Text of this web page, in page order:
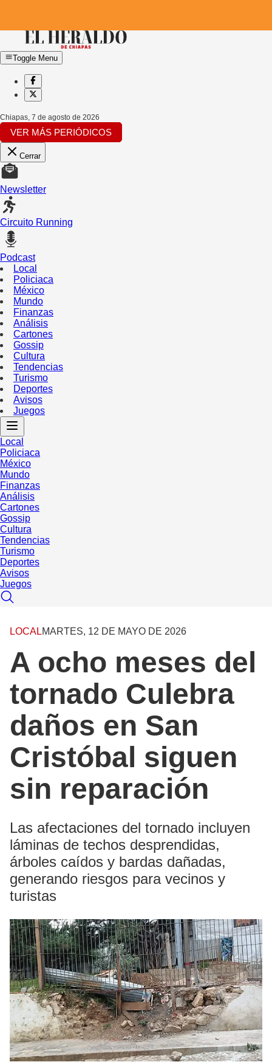
Toggle Menu
Chiapas, 7 de agosto de 2026
VER MÁS PERIÓDICOS
Cerrar
Newsletter
Circuito Running
Podcast
Local
Policiaca
México
Mundo
Finanzas
Análisis
Cartones
Gossip
Cultura
Tendencias
Turismo
Deportes
Avisos
Juegos
Local
Policiaca
México
Mundo
Finanzas
Análisis
Cartones
Gossip
Cultura
Tendencias
Turismo
Deportes
Avisos
Juegos
LOCALMARTES, 12 DE MAYO DE 2026
A ocho meses del
tornado Culebra
daños en San
Cristóbal siguen
sin reparación
Las afectaciones del tornado incluyen
láminas de techos desprendidas,
árboles caídos y bardas dañadas,
generando riesgos para vecinos y
turistas